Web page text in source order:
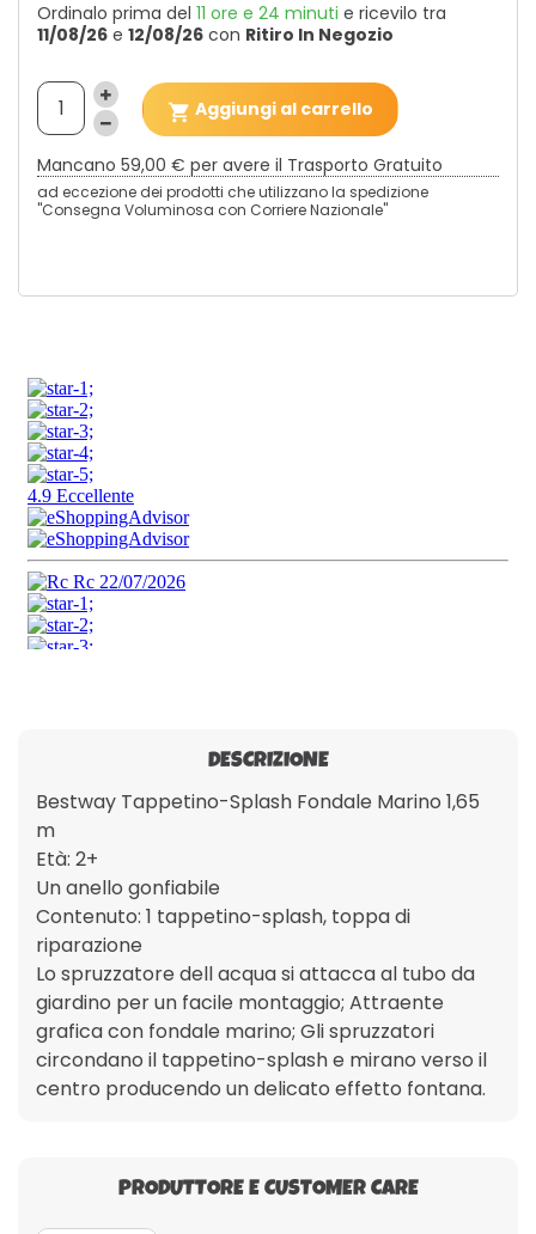
Ordinalo prima del 11 ore e 24 minuti e ricevilo tra
11/08/26 e 12/08/26 con Ritiro In Negozio
 Aggiungi al carrello
Mancano 59,00 € per avere il Trasporto Gratuito
ad eccezione dei prodotti che utilizzano la spedizione
"Consegna Voluminosa con Corriere Nazionale"
DESCRIZIONE
Bestway Tappetino-Splash Fondale Marino 1,65
m
Età: 2+
Un anello gonfiabile
Contenuto: 1 tappetino-splash, toppa di
riparazione
Lo spruzzatore dell acqua si attacca al tubo da
giardino per un facile montaggio; Attraente
grafica con fondale marino; Gli spruzzatori
circondano il tappetino-splash e mirano verso il
centro producendo un delicato effetto fontana.
PRODUTTORE E CUSTOMER CARE